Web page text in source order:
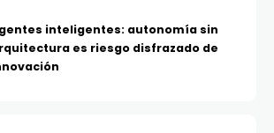
inteligentes: autonomía sin
es riesgo disfrazado de